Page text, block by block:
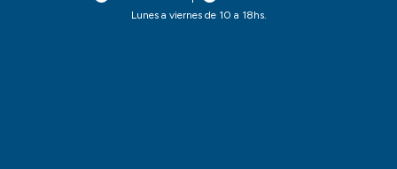
Lunes a viernes de 10 a 18hs.